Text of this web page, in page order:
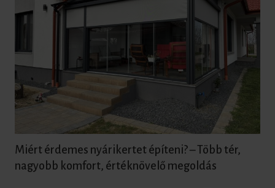
Miért érdemes nyárikertet építeni? – Több tér,
nagyobb komfort, értéknövelő megoldás